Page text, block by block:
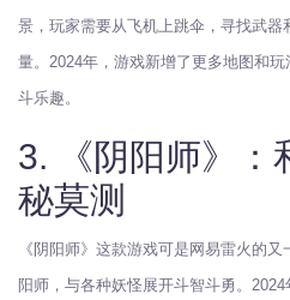
景，玩家需要从飞机上跳伞，寻找武
量。2024年，游戏新增了更多地图和
斗乐趣。
3. 《阴阳师》：
秘莫测
《阴阳师》这款游戏可是网易雷火的
阳师，与各种妖怪展开斗智斗勇。